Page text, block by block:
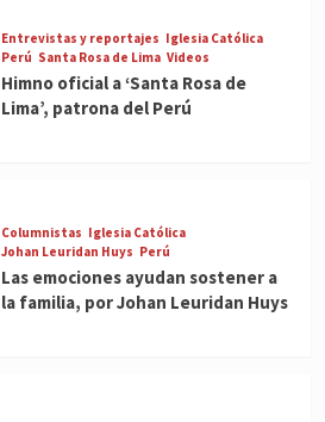
Entrevistas y reportajes Iglesia Católica
Perú Santa Rosa de Lima Videos
Himno oficial a ‘Santa Rosa de
Lima’, patrona del Perú
Columnistas Iglesia Católica
Johan Leuridan Huys Perú
Las emociones ayudan sostener a
la familia, por Johan Leuridan Huys